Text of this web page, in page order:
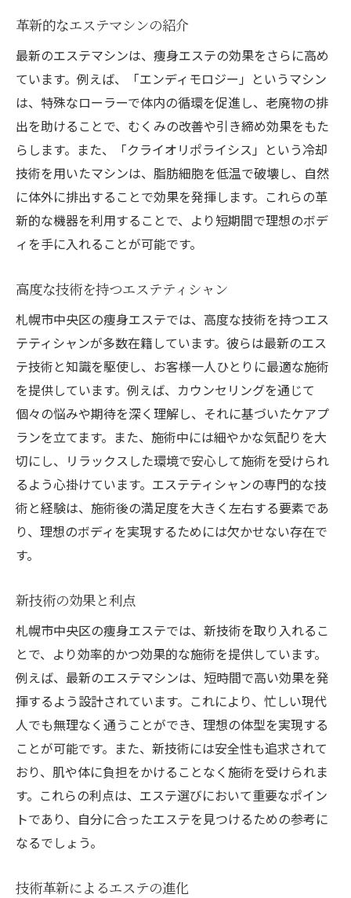
革新的なエステマシンの紹介
最新のエステマシンは、痩身エステの効果をさらに高め
ています。例えば、「エンディモロジー」というマシン
は、特殊なローラーで体内の循環を促進し、老廃物の排
出を助けることで、むくみの改善や引き締め効果をもた
らします。また、「クライオリポライシス」という冷却
技術を用いたマシンは、脂肪細胞を低温で破壊し、自然
に体外に排出することで効果を発揮します。これらの革
新的な機器を利用することで、より短期間で理想のボデ
ィを手に入れることが可能です。
高度な技術を持つエステティシャン
札幌市中央区の痩身エステでは、高度な技術を持つエス
テティシャンが多数在籍しています。彼らは最新のエス
テ技術と知識を駆使し、お客様一人ひとりに最適な施術
を提供しています。例えば、カウンセリングを通じて
個々の悩みや期待を深く理解し、それに基づいたケアプ
ランを立てます。また、施術中には細やかな気配りを大
切にし、リラックスした環境で安心して施術を受けられ
るよう心掛けています。エステティシャンの専門的な技
術と経験は、施術後の満足度を大きく左右する要素であ
り、理想のボディを実現するためには欠かせない存在で
す。
新技術の効果と利点
札幌市中央区の痩身エステでは、新技術を取り入れるこ
とで、より効率的かつ効果的な施術を提供しています。
例えば、最新のエステマシンは、短時間で高い効果を発
揮するよう設計されています。これにより、忙しい現代
人でも無理なく通うことができ、理想の体型を実現する
ことが可能です。また、新技術には安全性も追求されて
おり、肌や体に負担をかけることなく施術を受けられま
す。これらの利点は、エステ選びにおいて重要なポイン
トであり、自分に合ったエステを見つけるための参考に
なるでしょう。
技術革新によるエステの進化